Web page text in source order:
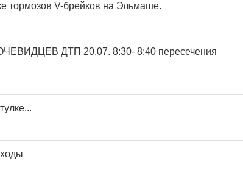
тормозов V-брейков на Эльмаше.
ДТП 20.07. 8:30- 8:40 пересечения